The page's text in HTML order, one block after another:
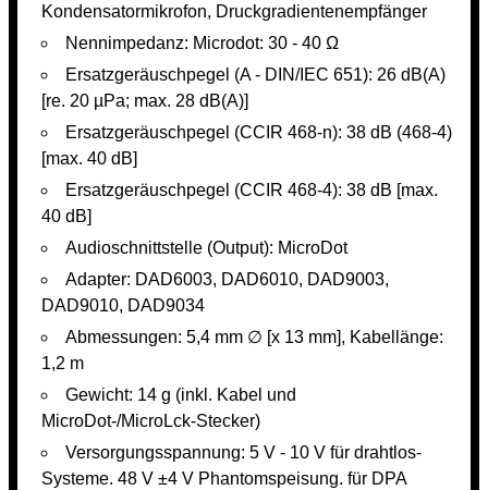
Kondensatormikrofon, Druckgradientenempfänger
Nennimpedanz: Microdot: 30 - 40 Ω
Ersatzgeräuschpegel (A - DIN/IEC 651): 26 dB(A)
[re. 20 µPa; max. 28 dB(A)]
Ersatzgeräuschpegel (CCIR 468-n): 38 dB (468-4)
[max. 40 dB]
Ersatzgeräuschpegel (CCIR 468-4): 38 dB [max.
40 dB]
Audioschnittstelle (Output): MicroDot
Adapter: DAD6003, DAD6010, DAD9003,
DAD9010, DAD9034
Abmessungen: 5,4 mm ∅ [x 13 mm], Kabellänge:
1,2 m
Gewicht: 14 g (inkl. Kabel und
MicroDot-/MicroLck-Stecker)
Versorgungsspannung: 5 V - 10 V für drahtlos-
Systeme. 48 V ±4 V Phantomspeisung. für DPA